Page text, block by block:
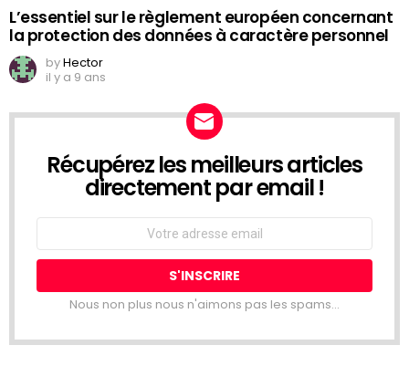
L’essentiel sur le règlement européen concernant
la protection des données à caractère personnel
byHector
il y a 9 ans
NEWSLETTER
Récupérez les meilleurs articles
directement par email !
Nous non plus nous n'aimons pas les spams...